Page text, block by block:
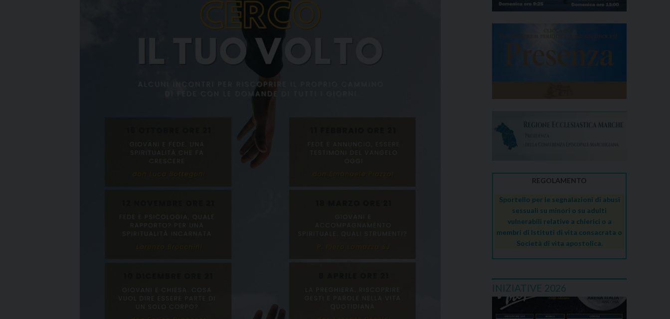
REGOLAMENTO
Sportello per le segnalazioni di abusi
sessuali su minori o su adulti
vulnerabili relative a chierici o a
membri di Istituti di vita consacrata o
Società di vita apostolica.
INIZIATIVE 2026